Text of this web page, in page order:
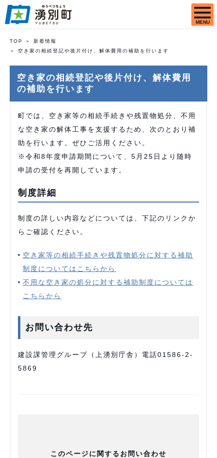
MENU
TOP
新着情報
空き家の相続登記や後片付け、解体費用の補助を行います
空き家の相続登記や後片付け、解体費用
の補助を行います
町では、空き家等の相続手続きや残置物処分、不用
な空き家の解体工事を支援するため、次のとおり補
助を行います。ぜひご活用ください。
※令和8年度申請期間について、5月25日より随時
申請の受付を再開しています。
制度詳細
制度の詳しい内容などについては、下記のリンクか
らご確認ください。
空き家等の相続手続きや残置物処分に対する補助
制度についてはこちらから
不用な空き家の処分に対する補助制度については
こちらから
お問い合わせ先
建設課管理グループ（上湧別庁舎）電話01586-2-
5869
このページに関するお問い合わせ